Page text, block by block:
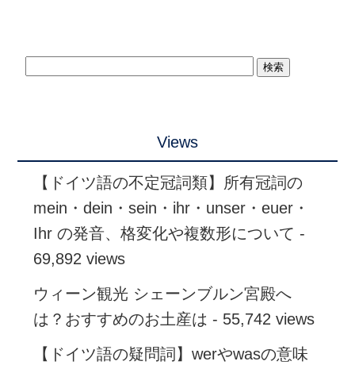
Views
【ドイツ語の不定冠詞類】所有冠詞の
mein・dein・sein・ihr・unser・euer・
Ihr の発音、格変化や複数形について -
69,892 views
ウィーン観光 シェーンブルン宮殿へ
は？おすすめのお土産は - 55,742 views
【ドイツ語の疑問詞】werやwasの意味